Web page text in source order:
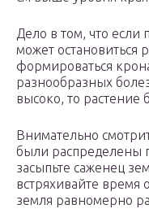
Дело в том, что если
может остановиться
формироваться
разнообразных
высоко, то растение
Внимательно
были распределены
засыпьте саженец
встряхивайте время
земля равномерно